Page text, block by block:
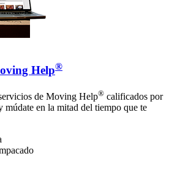
Help®
de Moving Help® calificados por
múdate en la mitad del tiempo que te